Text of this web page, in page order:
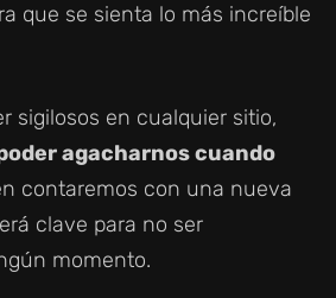
que se sienta lo más increíble
sigilosos en cualquier sitio,
agacharnos cuando
contaremos con una nueva
clave para no ser
momento.